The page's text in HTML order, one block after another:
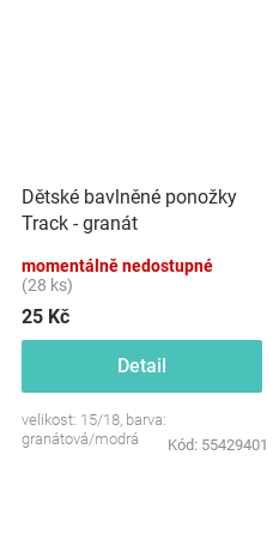
Dětské bavlněné ponožky
Track - granát
momentálně nedostupné
(28 ks)
25 Kč
Detail
velikost: 15/18, barva:
granátová/modrá
Kód: 55429401